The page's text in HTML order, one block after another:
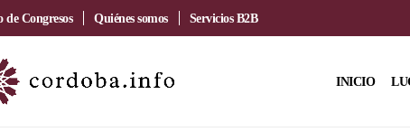
de Congresos Quiénes somos Servicios B2B
INICIO